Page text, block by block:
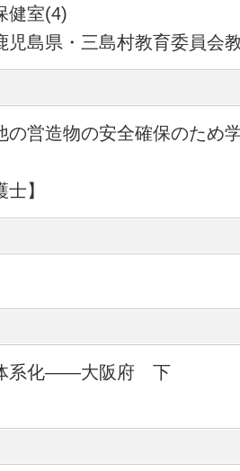
健室(4)
児島県・三島村教育委員会
の営造物の安全確保のため
】
体系化――大阪府 下